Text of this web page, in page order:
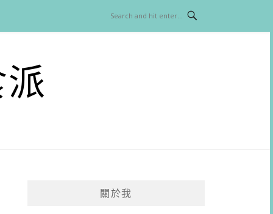
關於我